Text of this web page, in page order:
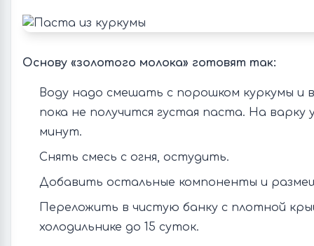
Основу «золотого молока» готовят так:
Воду надо смешать с порошком куркумы и
пока не получится густая паста. На варку
минут.
Снять смесь с огня, остудить.
Добавить остальные компоненты и
Переложить в чистую банку с плотной
холодильнике до 15 суток.